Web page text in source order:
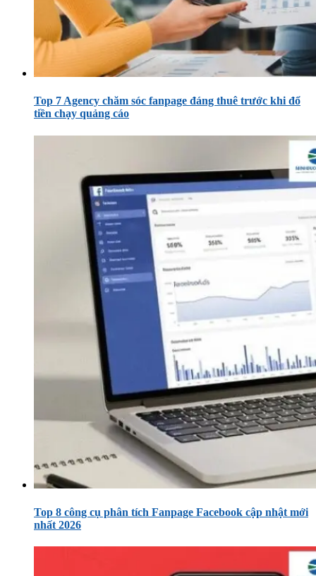
Top 7 Agency chăm sóc fanpage đáng thuê trước khi đổ
tiền chạy quảng cáo
Top 8 công cụ phân tích Fanpage Facebook cập nhật mới
nhất 2026